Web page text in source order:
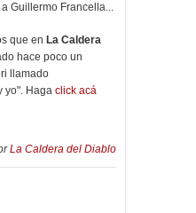
Guillermo Francella...
que en La Caldera
hace poco un
llamado
yo". Haga click acá
La Caldera del Diablo